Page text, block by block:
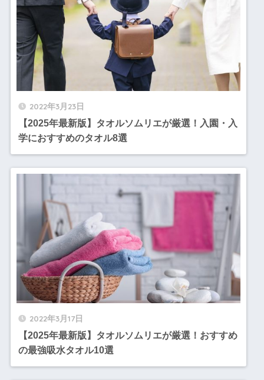
2022年3月23日
【2025年最新版】タオルソムリエが厳選！入園・入
学におすすめのタオル8選
2022年3月17日
【2025年最新版】タオルソムリエが厳選！おすすめ
の最強吸水タオル10選